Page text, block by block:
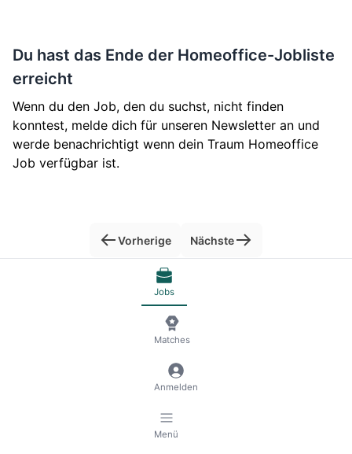
Du hast das Ende der Homeoffice-Jobliste
erreicht
Wenn du den Job, den du suchst, nicht finden
konntest, melde dich für unseren Newsletter an und
werde benachrichtigt wenn dein Traum Homeoffice
Job verfügbar ist.
Vorherige Nächste
AGB Datenschutz und Impressum
Jobs
Matches
Anmelden
Menü